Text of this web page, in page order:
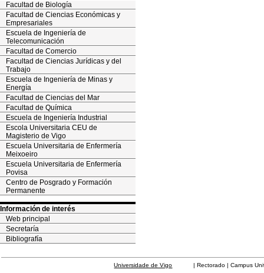
Facultad de Biología
Facultad de Ciencias Económicas y
Empresariales
Escuela de Ingeniería de
Telecomunicación
Facultad de Comercio
Facultad de Ciencias Jurídicas y del
Trabajo
Escuela de Ingeniería de Minas y
Energía
Facultad de Ciencias del Mar
Facultad de Química
Escuela de Ingeniería Industrial
Escola Universitaria CEU de
Magisterio de Vigo
Escuela Universitaria de Enfermería
Meixoeiro
Escuela Universitaria de Enfermería
Povisa
Centro de Posgrado y Formación
Permanente
Información de interés
Web principal
Secretaría
Bibliografía
Universidade de Vigo | Rectorado | Campus